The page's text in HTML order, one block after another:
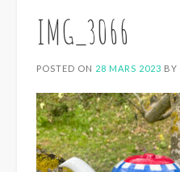
IMG_3066
POSTED ON 28 MARS 2023 BY